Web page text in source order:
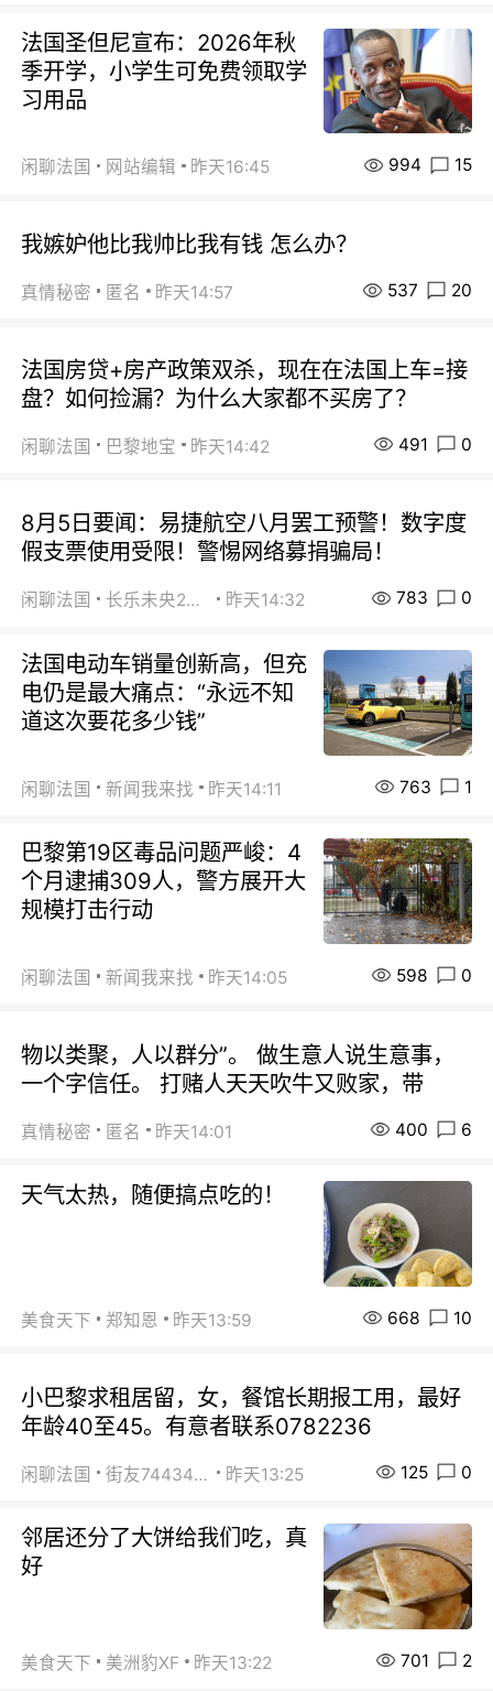
法国圣但尼宣布：2026年秋
季开学，小学生可免费领取学
习用品
闲聊法国 网站编辑 昨天16:45 994 15
我嫉妒他比我帅比我有钱 怎么办？
真情秘密 匿名 昨天14:57 537 20
法国房贷+房产政策双杀，现在在法国上车=接
盘？如何捡漏？为什么大家都不买房了？
闲聊法国 巴黎地宝 昨天14:42 491 0
8月5日要闻：易捷航空八月罢工预警！数字度
假支票使用受限！警惕网络募捐骗局！
闲聊法国 长乐未央2015 昨天14:32 783 0
法国电动车销量创新高，但充
电仍是最大痛点：“永远不知
道这次要花多少钱”
闲聊法国 新闻我来找 昨天14:11 763 1
巴黎第19区毒品问题严峻：4
个月逮捕309人，警方展开大
规模打击行动
闲聊法国 新闻我来找 昨天14:05 598 0
物以类聚，人以群分”。 做生意人说生意事，
一个字信任。 打赌人天天吹牛又败家，带
真情秘密 匿名 昨天14:01 400 6
天气太热，随便搞点吃的！
美食天下 郑知恩 昨天13:59 668 10
小巴黎求租居留，女，餐馆长期报工用，最好
年龄40至45。有意者联系0782236
闲聊法国 街友74434350 昨天13:25 125 0
邻居还分了大饼给我们吃，真
好
美食天下 美洲豹XF 昨天13:22 701 2